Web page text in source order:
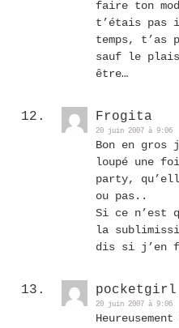
faire ton
t’étais pas
temps, t’as
sauf le
être…
Frogita
20 juin 2007 à 9:06
Bon en
loupé une
party,
ou pas..
Si ce n’est
la
dis si j’en
pocketgirl
20 juin 2007 à 9:06